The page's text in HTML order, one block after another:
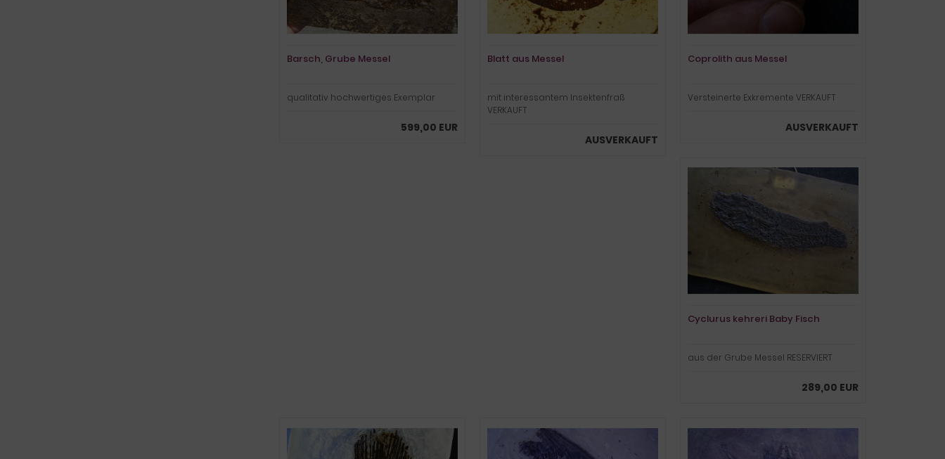
Barsch, Grube Messel
qualitativ hochwertiges Exemplar
599,00 EUR
Blatt aus Messel
mit interessantem Insektenfraß
VERKAUFT
AUSVERKAUFT
Coprolith aus Messel
Versteinerte Exkremente VERKAUFT
AUSVERKAUFT
Cyclurus kehreri Baby Fisch
aus der Grube Messel RESERVIERT
289,00 EUR